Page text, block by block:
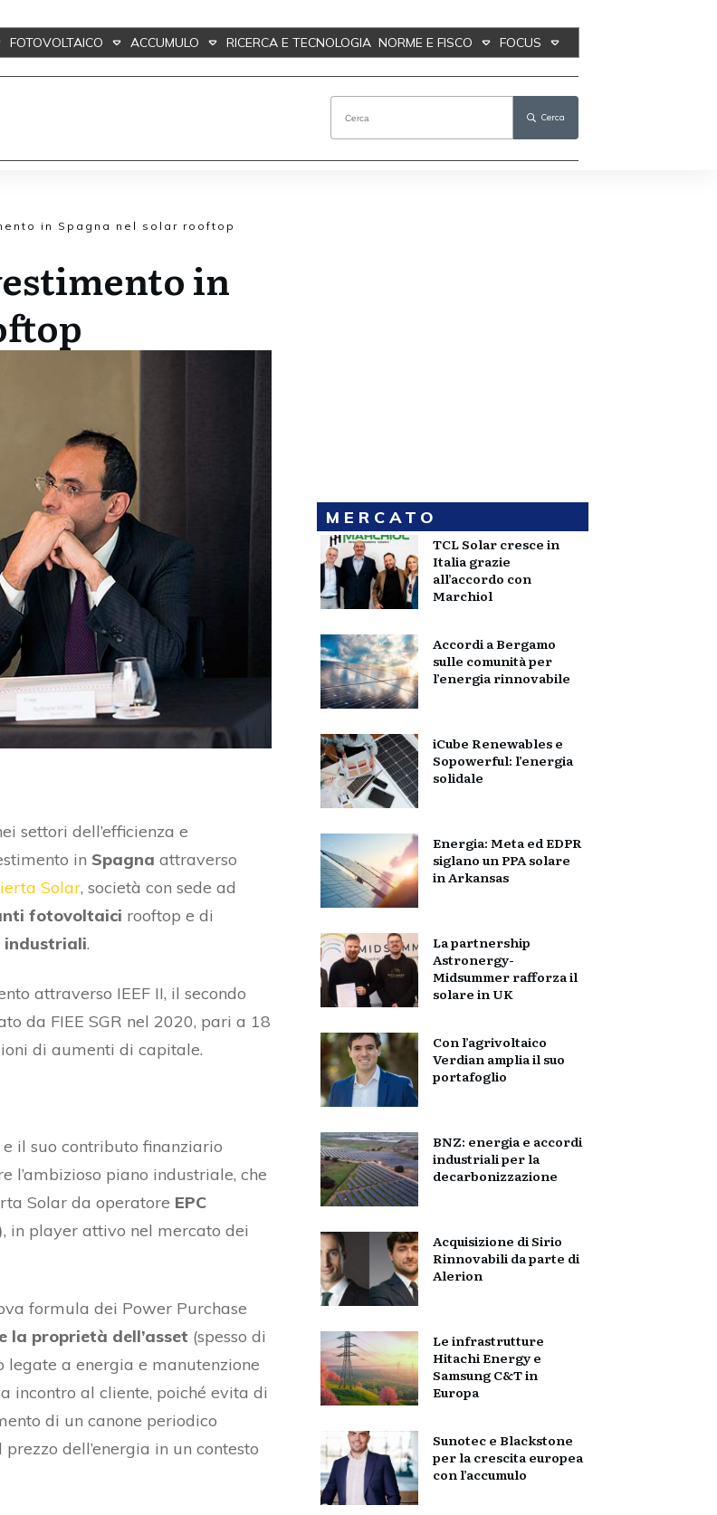
FOTOVOLTAICO ACCUMULO RICERCA E TECNOLOGIA NORME E FISCO FOCUS
Cerca
in Spagna nel solar rooftop
in
settori dell’efficienza e
in Spagna attraverso
Solar, società con sede ad
fotovoltaici rooftop e di
industriali.
attraverso IEEF II, il secondo
da FIEE SGR nel 2020, pari a 18
di aumenti di capitale.
e il suo contributo finanziario
l’ambizioso piano industriale, che
Solar da operatore EPC
, in player attivo nel mercato dei
formula dei Power Purchase
la proprietà dell’asset (spesso di
a energia e manutenzione
incontro al cliente, poiché evita di
di un canone periodico
dell’energia in un contesto
MERCATO
TCL Solar cresce in
Italia grazie
all’accordo con
Marchiol
Accordi a Bergamo
sulle comunità per
l’energia rinnovabile
iCube Renewables e
Sopowerful: l’energia
solidale
Energia: Meta ed EDPR
siglano un PPA solare
in Arkansas
La partnership
Astronergy-
Midsummer rafforza il
solare in UK
Con l’agrivoltaico
Verdian amplia il suo
portafoglio
BNZ: energia e accordi
industriali per la
decarbonizzazione
Acquisizione di Sirio
Rinnovabili da parte di
Alerion
Le infrastrutture
Hitachi Energy e
Samsung C&T in
Europa
Sunotec e Blackstone
per la crescita europea
con l’accumulo